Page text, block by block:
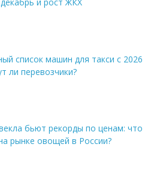
список машин для такси с 2026
ли перевозчики?
бьют рекорды по ценам: что
рынке овощей в России?